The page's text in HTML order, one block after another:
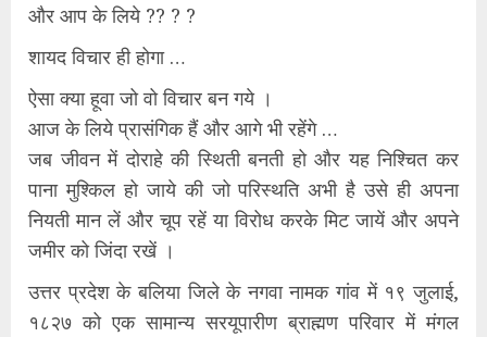
और आप के लिये ?? ? ?
शायद विचार ही होगा …
ऐसा क्या हूवा जो वो विचार बन गये ।
आज के लिये प्रासंगिक हैं और आगे भी रहेंगे …
जब जीवन में दोराहे की स्थिती बनती हो और यह निश्चित कर
पाना मुश्किल हो जाये की जो परिस्थति अभी है उसे ही अपना
नियती मान लें और चूप रहें या विरोध करके मिट जायें और अपने
जमीर को जिंदा रखें ।
उत्तर प्रदेश के बलिया जिले के नगवा नामक गांव में १९ जुलाई,
१८२७ को एक सामान्य सरयूपारीण ब्राह्मण परिवार में मंगल